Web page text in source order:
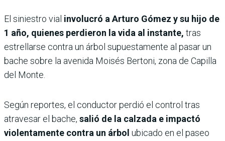
El siniestro vial involucró a Arturo Gómez y su hijo de
1 año, quienes perdieron la vida al instante, tras
estrellarse contra un árbol supuestamente al pasar un
bache sobre la avenida Moisés Bertoni, zona de Capilla
del Monte.
Según reportes, el conductor perdió el control tras
atravesar el bache, salió de la calzada e impactó
violentamente contra un árbol ubicado en el paseo